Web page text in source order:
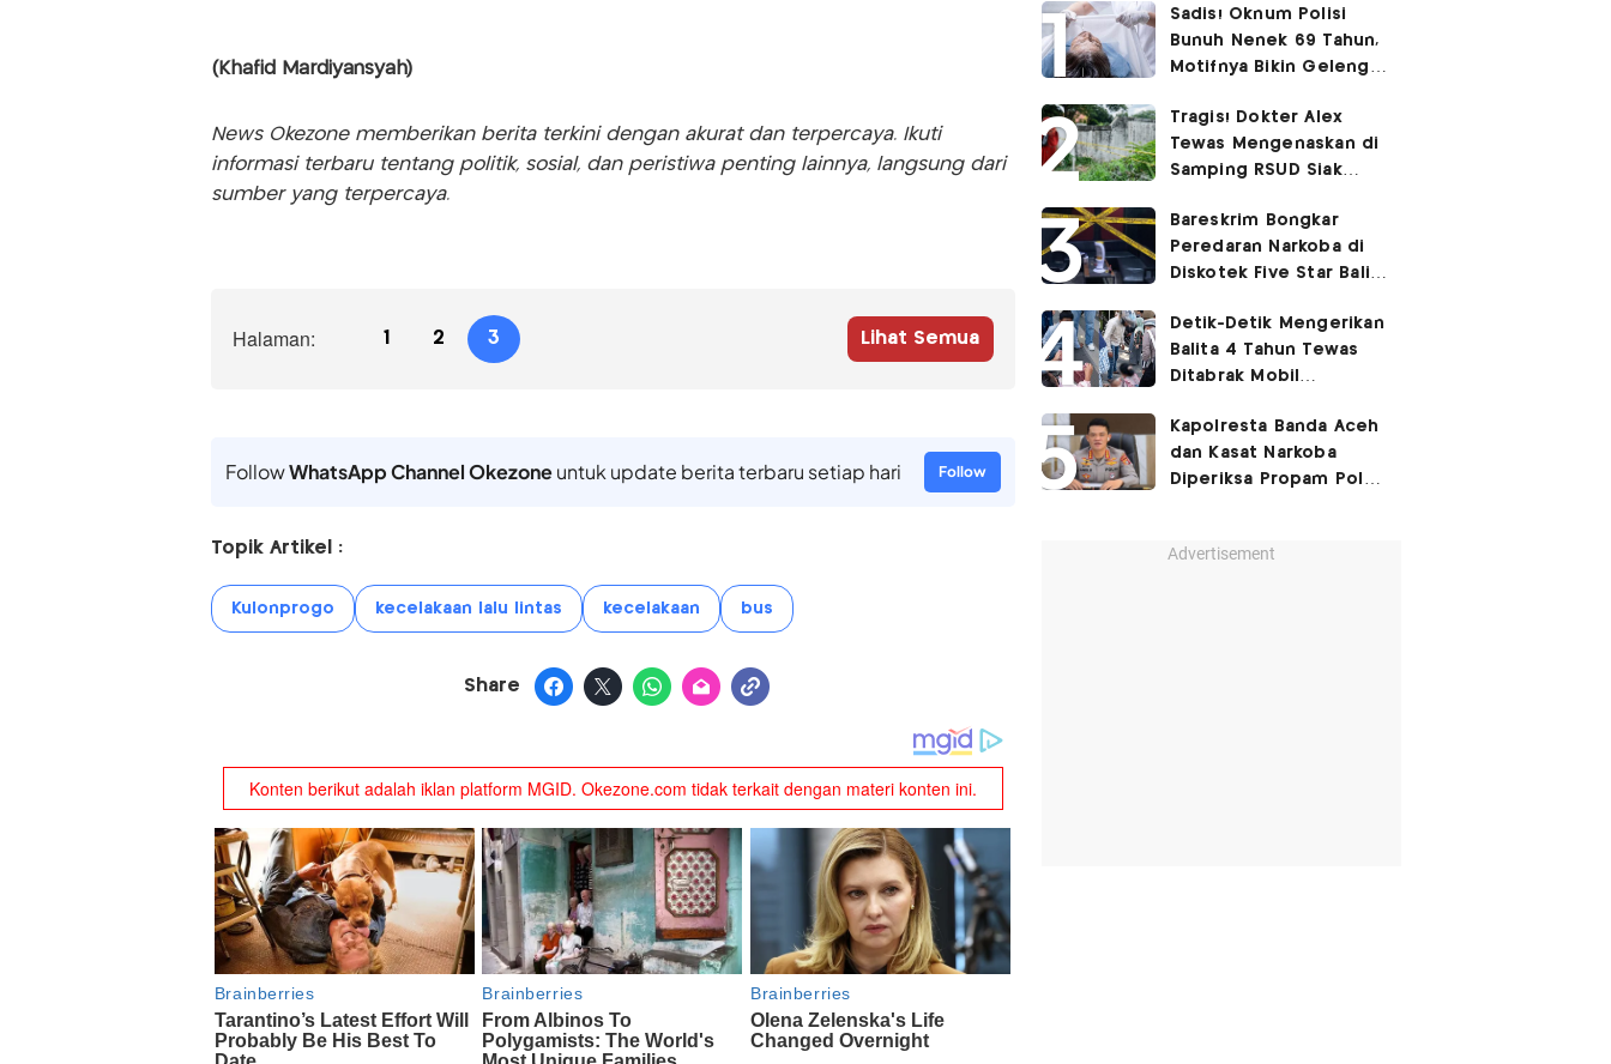
(Khafid Mardiyansyah)
News Okezone memberikan berita terkini dengan akurat dan terpercaya. Ikuti
informasi terbaru tentang politik, sosial, dan peristiwa penting lainnya, langsung dari
sumber yang terpercaya.
Halaman: 1 2 3 Lihat Semua
FollowWhatsApp Channel Okezoneuntuk update berita terbaru setiap hari Follow
Topik Artikel :
Kulonprogo kecelakaan lalu lintas kecelakaan bus
Share
Sadis! Oknum Polisi
Bunuh Nenek 69 Tahun,
Motifnya Bikin Geleng
Tragis! Dokter Alex
Tewas Mengenaskan di
Samping RSUD Siak
Rocuronium
Bareskrim Bongkar
Peredaran Narkoba di
Diskotek Five Star Bali,
Detik-Detik Mengerikan
Balita 4 Tahun Tewas
Ditabrak Mobil
Kapolresta Banda Aceh
dan Kasat Narkoba
Diperiksa Propam Polri,
Advertisement